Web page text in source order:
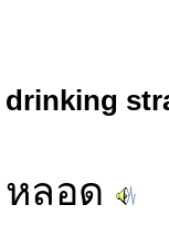
drinking
หลอด